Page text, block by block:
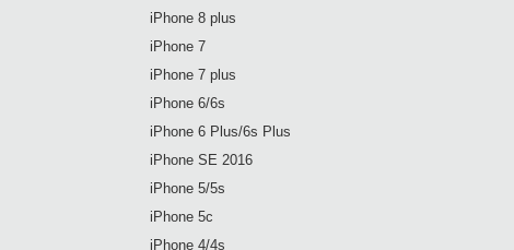
iPhone 8 plus
iPhone 7
iPhone 7 plus
iPhone 6/6s
iPhone 6 Plus/6s Plus
iPhone SE 2016
iPhone 5/5s
iPhone 5c
iPhone 4/4s